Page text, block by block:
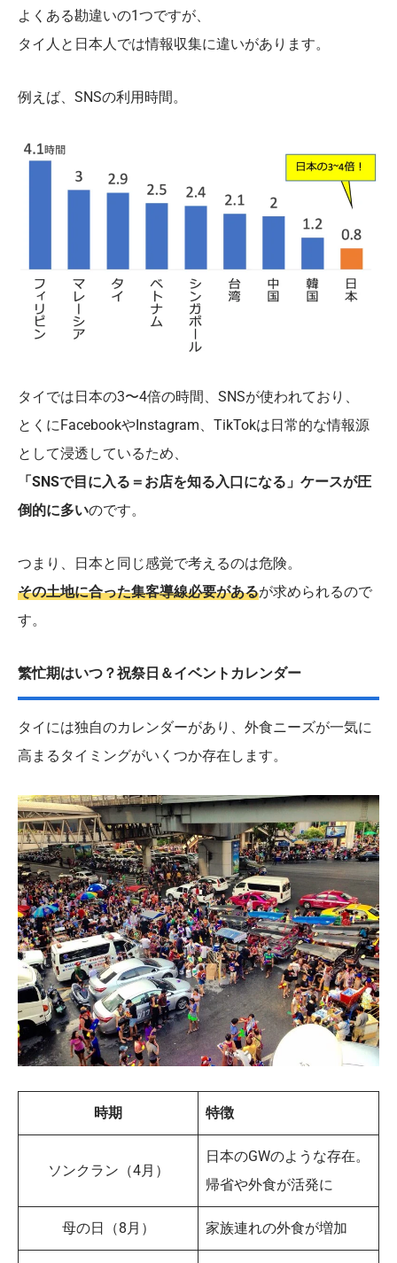
よくある勘違いの1つですが、
タイ人と日本人では情報収集に違いがあります。
例えば、SNSの利用時間。
タイでは日本の3〜4倍の時間、SNSが使われており、
とくにFacebookやInstagram、TikTokは日常的な情報源
として浸透しているため、
「SNSで目に入る＝お店を知る入口になる」ケースが圧
倒的に多いのです。
つまり、日本と同じ感覚で考えるのは危険。
その土地に合った集客導線必要があるが求められるので
す。
繁忙期はいつ？祝祭日＆イベントカレンダー
タイには独自のカレンダーがあり、外食ニーズが一気に
高まるタイミングがいくつか存在します。
時期 特徴
ソンクラン（4月）
日本のGWのような存在。
帰省や外食が活発に
母の日（8月） 家族連れの外食が増加